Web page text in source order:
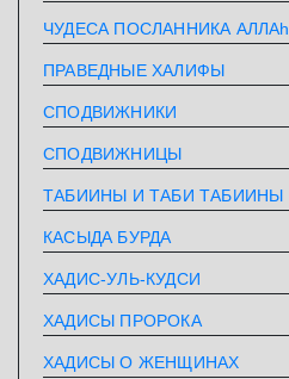
ЧУДЕСА ПОСЛАННИКА
ПРАВЕДНЫЕ ХАЛИФЫ
СПОДВИЖНИКИ
СПОДВИЖНИЦЫ
ТАБИИНЫ И ТАБИ ТАБИИНЫ
КАСЫДА БУРДА
ХАДИС-УЛЬ-КУДСИ
ХАДИСЫ ПРОРОКА
ХАДИСЫ О ЖЕНЩИНАХ